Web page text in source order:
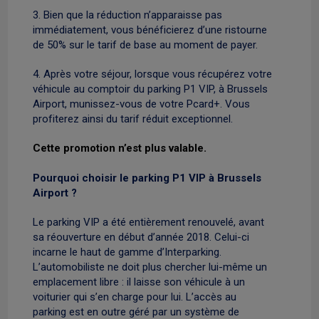
3. Bien que la réduction n’apparaisse pas
immédiatement, vous bénéficierez d’une ristourne
de 50% sur le tarif de base au moment de payer.
4. Après votre séjour, lorsque vous récupérez votre
véhicule au comptoir du parking P1 VIP, à Brussels
Airport, munissez-vous de votre Pcard+. Vous
profiterez ainsi du tarif réduit exceptionnel.
Cette promotion n’est plus valable.
Pourquoi choisir le parking P1 VIP à Brussels
Airport ?
Le parking VIP a été entièrement renouvelé, avant
sa réouverture en début d’année 2018. Celui-ci
incarne le haut de gamme d’Interparking.
L’automobiliste ne doit plus chercher lui-même un
emplacement libre : il laisse son véhicule à un
voiturier qui s’en charge pour lui. L’accès au
parking est en outre géré par un système de